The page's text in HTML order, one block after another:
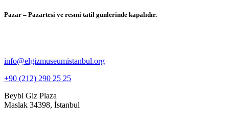
Pazar – Pazartesi ve resmi tatil günlerinde kapalıdır.
info@elgizmuseumistanbul.org
+90 (212) 290 25 25
Beybi Giz Plaza
Maslak 34398, İstanbul